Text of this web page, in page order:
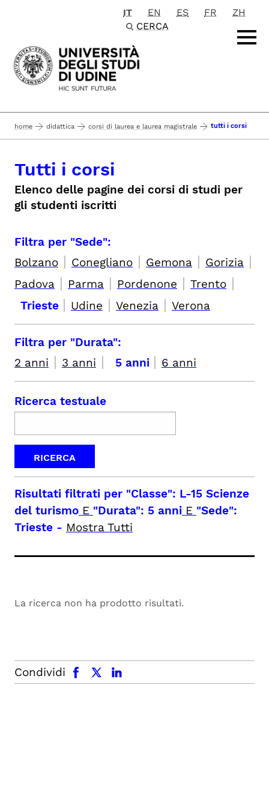
Passa al contenuto principale
IT EN ES FR
ZH
CERCA
home didattica corsi di laurea e laurea magistrale tutti i corsi
Tutti i corsi
Elenco delle pagine dei corsi di studi per
gli studenti iscritti
Filtra per "Sede":
Bolzano | Conegliano | Gemona | Gorizia |
Padova | Parma | Pordenone | Trento |
Trieste | Udine | Venezia | Verona
Filtra per "Durata":
2 anni | 3 anni | 5 anni | 6 anni
Ricerca testuale
Risultati filtrati per "Classe": L-15 Scienze
del turismo E "Durata": 5 anni E "Sede":
Trieste - Mostra Tutti
La ricerca non ha prodotto risultati.
Condividi
facebook x.com linkedin